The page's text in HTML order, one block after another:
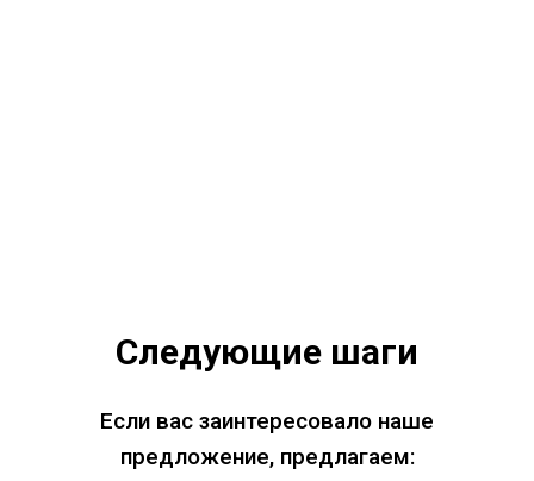
Следующие шаги
Если вас заинтересовало наше
предложение, предлагаем: